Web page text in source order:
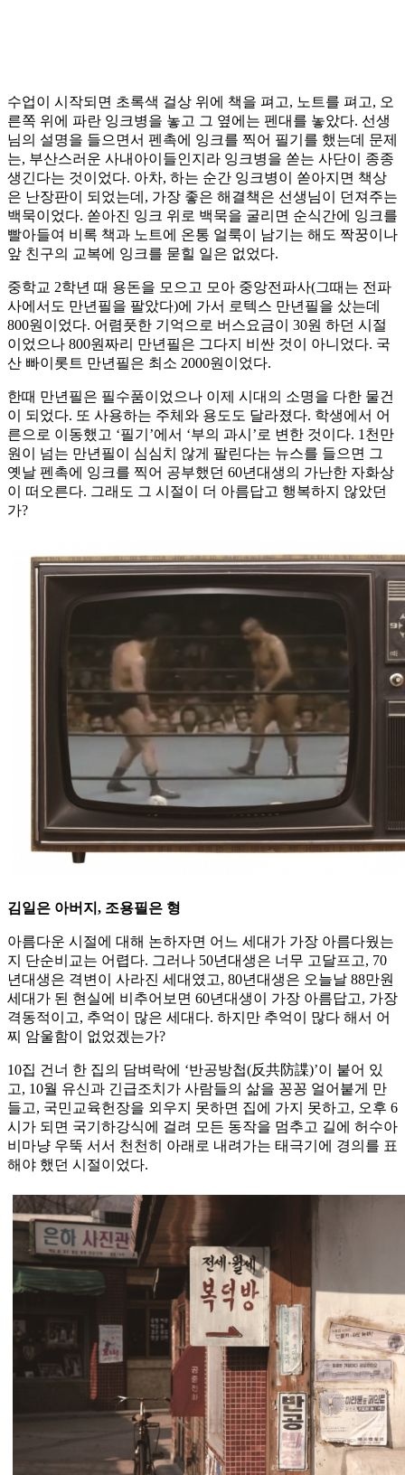
수업이 시작되면 초록색 걸상 위에 책을 펴고, 노트를 펴고, 오
른쪽 위에 파란 잉크병을 놓고 그 옆에는 펜대를 놓았다. 선생
님의 설명을 들으면서 펜촉에 잉크를 찍어 필기를 했는데 문제
는, 부산스러운 사내아이들인지라 잉크병을 쏟는 사단이 종종
생긴다는 것이었다. 아차, 하는 순간 잉크병이 쏟아지면 책상
은 난장판이 되었는데, 가장 좋은 해결책은 선생님이 던져주는
백묵이었다. 쏟아진 잉크 위로 백묵을 굴리면 순식간에 잉크를
빨아들여 비록 책과 노트에 온통 얼룩이 남기는 해도 짝꿍이나
앞 친구의 교복에 잉크를 묻힐 일은 없었다.
중학교 2학년 때 용돈을 모으고 모아 중앙전파사(그때는 전파
사에서도 만년필을 팔았다)에 가서 로텍스 만년필을 샀는데
800원이었다. 어렴풋한 기억으로 버스요금이 30원 하던 시절
이었으나 800원짜리 만년필은 그다지 비싼 것이 아니었다. 국
산 빠이롯트 만년필은 최소 2000원이었다.
한때 만년필은 필수품이었으나 이제 시대의 소명을 다한 물건
이 되었다. 또 사용하는 주체와 용도도 달라졌다. 학생에서 어
른으로 이동했고 ‘필기’에서 ‘부의 과시’로 변한 것이다. 1천만
원이 넘는 만년필이 심심치 않게 팔린다는 뉴스를 들으면 그
옛날 펜촉에 잉크를 찍어 공부했던 60년대생의 가난한 자화상
이 떠오른다. 그래도 그 시절이 더 아름답고 행복하지 않았던
가?
김일은 아버지, 조용필은 형
아름다운 시절에 대해 논하자면 어느 세대가 가장 아름다웠는
지 단순비교는 어렵다. 그러나 50년대생은 너무 고달프고, 70
년대생은 격변이 사라진 세대였고, 80년대생은 오늘날 88만원
세대가 된 현실에 비추어보면 60년대생이 가장 아름답고, 가장
격동적이고, 추억이 많은 세대다. 하지만 추억이 많다 해서 어
찌 암울함이 없었겠는가?
10집 건너 한 집의 담벼락에 ‘반공방첩(反共防諜)’이 붙어 있
고, 10월 유신과 긴급조치가 사람들의 삶을 꽁꽁 얼어붙게 만
들고, 국민교육헌장을 외우지 못하면 집에 가지 못하고, 오후 6
시가 되면 국기하강식에 걸려 모든 동작을 멈추고 길에 허수아
비마냥 우뚝 서서 천천히 아래로 내려가는 태극기에 경의를 표
해야 했던 시절이었다.